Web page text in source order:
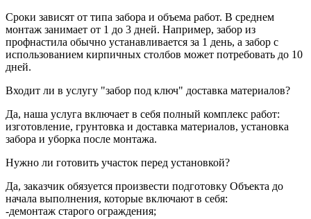
Сроки зависят от типа забора и объема работ. В среднем
монтаж занимает от 1 до 3 дней. Например, забор из
профнастила обычно устанавливается за 1 день, а забор с
использованием кирпичных столбов может потребовать до 10
дней.
Входит ли в услугу "забор под ключ" доставка материалов?
Да, наша услуга включает в себя полный комплекс работ:
изготовление, грунтовка и доставка материалов, установка
забора и уборка после монтажа.
Нужно ли готовить участок перед установкой?
Да, заказчик обязуется произвести подготовку Объекта до
начала выполнения, которые включают в себя:
-демонтаж старого ограждения;